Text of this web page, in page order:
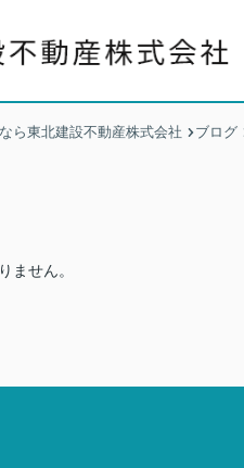
ら東北建設不動産株式会社 ブログ
ません。